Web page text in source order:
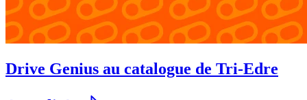
Drive Genius au catalogue de Tri-Edre